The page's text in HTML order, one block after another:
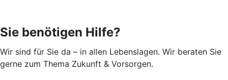
Sie benötigen Hilfe?
Wir sind für Sie da – in allen Lebenslagen. Wir beraten Sie
gerne zum Thema Zukunft & Vorsorgen.